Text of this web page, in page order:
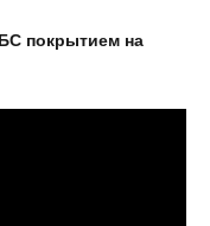
покрытием на